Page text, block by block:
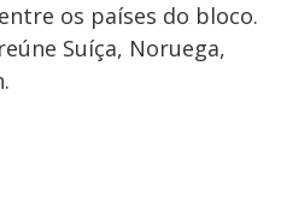
entre os países do bloco.
Suíça, Noruega,